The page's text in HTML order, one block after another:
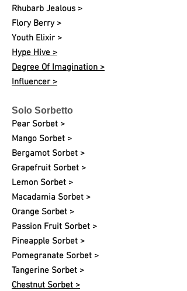
Rhubarb Jealous >
Flory Berry >
Youth Elixir >
Hype Hive >
Degree Of Imagination >
Influencer >
Solo Sorbetto
Pear Sorbet >
Mango Sorbet >
Bergamot Sorbet >
Grapefruit Sorbet >
Lemon Sorbet >
Macadamia Sorbet >
Orange Sorbet >
Passion Fruit Sorbet >
Pineapple Sorbet >
Pomegranate Sorbet >
Tangerine Sorbet >
Chestnut Sorbet >